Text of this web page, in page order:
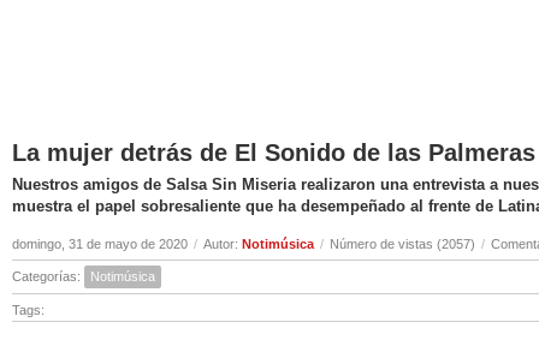
La mujer detrás de El Sonido de las Palmeras
Nuestros amigos de Salsa Sin Miseria realizaron una entrevista a
muestra el papel sobresaliente que ha desempeñado al frente de
domingo, 31 de mayo de 2020 / Autor: Notimúsica / Número de vistas (2057) /
Categorías: Notimúsica
Tags: